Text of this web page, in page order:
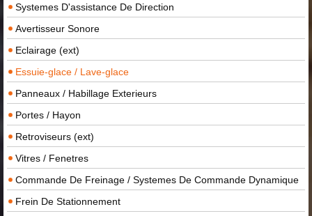
Systemes D'assistance De Direction
Avertisseur Sonore
Eclairage (ext)
Essuie-glace / Lave-glace
Panneaux / Habillage Exterieurs
Portes / Hayon
Retroviseurs (ext)
Vitres / Fenetres
Commande De Freinage / Systemes De Commande Dynamique
Frein De Stationnement